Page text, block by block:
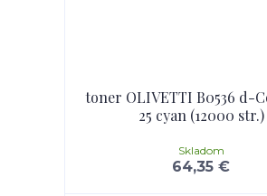
toner OLIVETTI B0536 d-
25 cyan (12000 str.)
64,35 €
Skladom